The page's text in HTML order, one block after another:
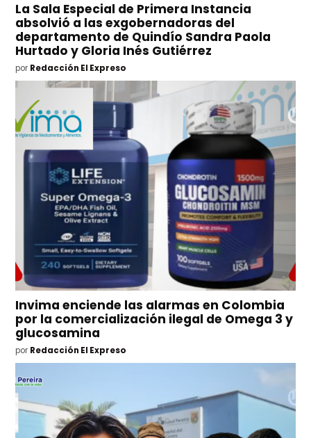
La Sala Especial de Primera Instancia
absolvió a las exgobernadoras del
departamento de Quindío Sandra Paola
Hurtado y Gloria Inés Gutiérrez
por Redacción El Expreso
Invima enciende las alarmas en Colombia
por la comercialización ilegal de Omega 3 y
glucosamina
por Redacción El Expreso